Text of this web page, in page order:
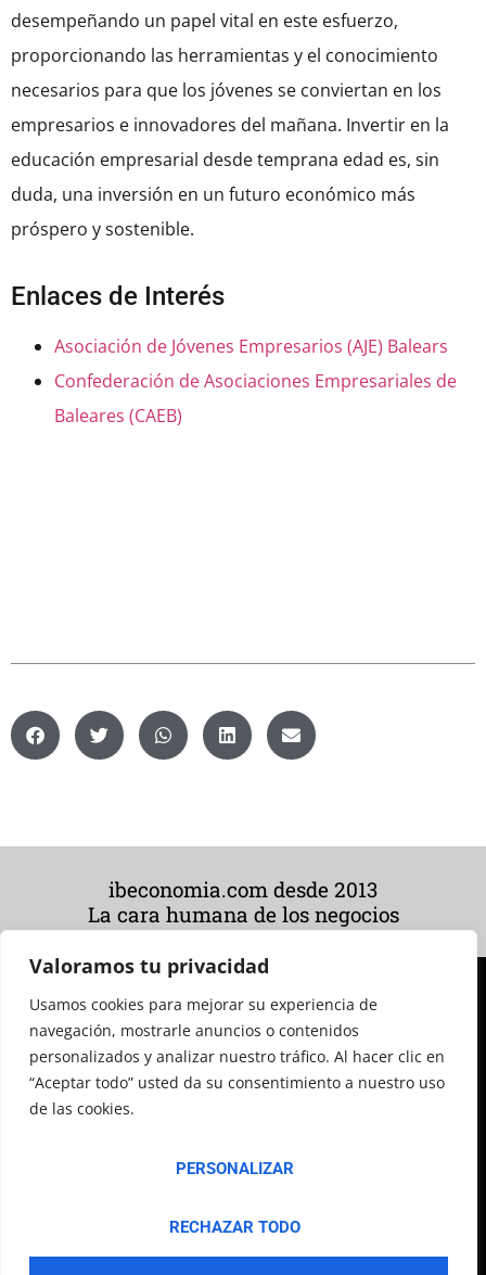
Valoramos tu privacidad
Usamos cookies para mejorar su experiencia de
navegación, mostrarle anuncios o contenidos
personalizados y analizar nuestro tráfico. Al hacer clic en
“Aceptar todo” usted da su consentimiento a nuestro uso
de las cookies.
PERSONALIZAR
RECHAZAR TODO
desempeñando un papel vital en este esfuerzo,
proporcionando las herramientas y el conocimiento
necesarios para que los jóvenes se conviertan en los
empresarios e innovadores del mañana. Invertir en la
educación empresarial desde temprana edad es, sin
duda, una inversión en un futuro económico más
próspero y sostenible.
Enlaces de Interés
Asociación de Jóvenes Empresarios (AJE) Balears
Confederación de Asociaciones Empresariales de
Baleares (CAEB)
ibeconomia.com desde 2013
La cara humana de los negocios